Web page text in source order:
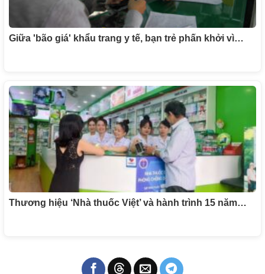
Giữa 'bão giá' khẩu trang y tế, bạn trẻ phấn khởi vì…
Thương hiệu ‘Nhà thuốc Việt’ và hành trình 15 năm…